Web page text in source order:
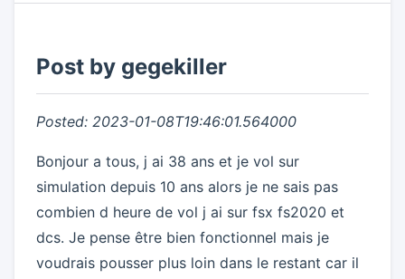
Post by gegekiller
Posted: 2023-01-08T19:46:01.564000
Bonjour a tous, j ai 38 ans et je vol sur
simulation depuis 10 ans alors je ne sais pas
combien d heure de vol j ai sur fsx fs2020 et
dcs. Je pense être bien fonctionnel mais je
voudrais pousser plus loin dans le restant car il